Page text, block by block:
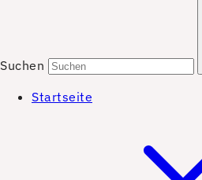
Suchen
Startseite